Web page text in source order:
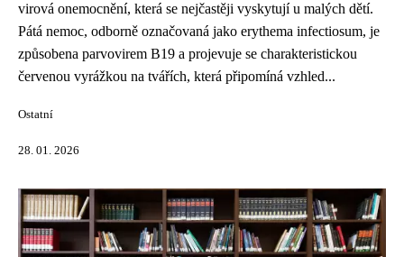
virová onemocnění, která se nejčastěji vyskytují u malých dětí.
Pátá nemoc, odborně označovaná jako erythema infectiosum, je
způsobena parvovirem B19 a projevuje se charakteristickou
červenou vyrážkou na tvářích, která připomíná vzhled...
Ostatní
28. 01. 2026